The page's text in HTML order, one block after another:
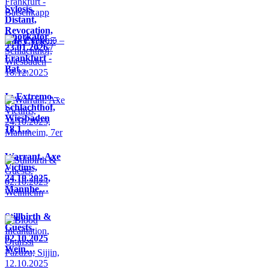
Sylosis,
Distant,
Revocation,
Life Cycle…
Knorkator –
23.01.2026 /
Frankfurt -
Bat…
In Extremo –
Schlachthof,
Wiesbaden
18.1…
Warrant, Axe
Victims,
24.10.2025,
Mannhe…
Stillbirth &
Guests,
02.10.2025
Wein…